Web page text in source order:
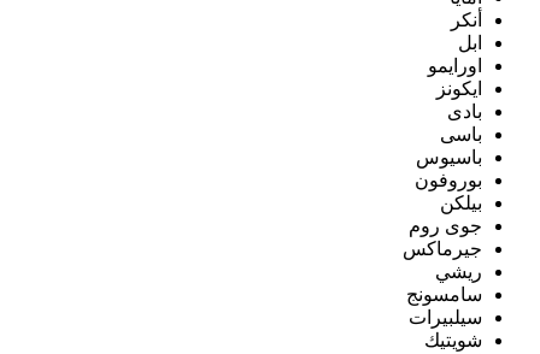
أنكر
ابل
اورايمو
ايكونز
بادى
باسى
باسيوس
بوروفون
بيلكن
جوى روم
جيرماكس
ريشي
سامسونج
سيلبيرات
شويتيك